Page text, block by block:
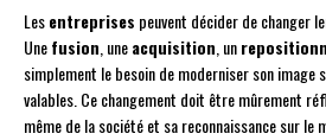
Lesentreprises peuvent décider de changer
Unefusion, uneacquisition, un
simplement le besoin de moderniser son
valables. Ce changement doit être mûrement
même de la société et sa reconnaissance sur le